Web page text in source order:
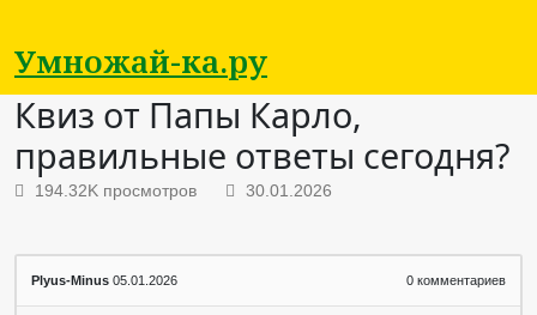
Умножай-ка.ру
Квиз от Папы Карло,
правильные ответы сегодня?
194.32K просмотров 30.01.2026
Plyus-Minus 05.01.2026 0 комментариев